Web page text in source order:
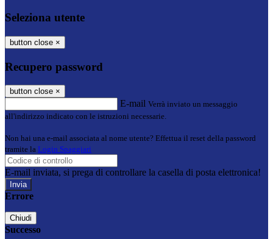
Seleziona utente
button close ×
Recupero password
button close ×
E-mail Verrà inviato un messaggio
all'indirizzo indicato con le istruzioni necessarie.
Non hai una e-mail associata al nome utente? Effettua il reset della password
tramite la Login Spaggiari
E-mail inviata, si prega di controllare la casella di posta elettronica!
Errore
Chiudi
Successo